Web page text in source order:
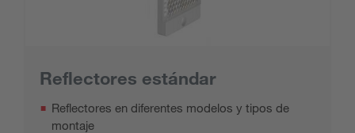
Reflectores estándar
Reflectores en diferentes modelos y tipos de
montaje